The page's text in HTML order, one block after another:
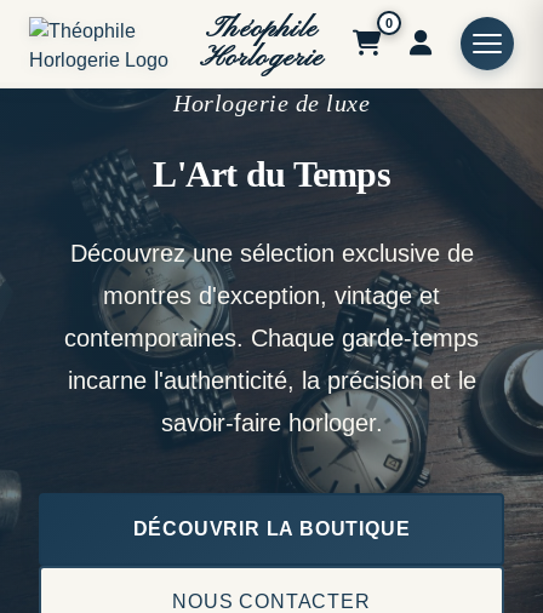
Théophile
Horlogerie
0
Horlogerie de luxe
L'Art du Temps
Découvrez une sélection exclusive de
montres d'exception, vintage et
contemporaines. Chaque garde-temps
incarne l'authenticité, la précision et le
savoir-faire horloger.
DÉCOUVRIR LA BOUTIQUE
NOUS CONTACTER